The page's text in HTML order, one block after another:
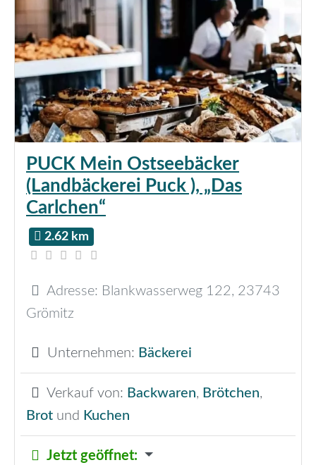
PUCK Mein Ostseebäcker
(Landbäckerei Puck ), „Das
Carlchen“
2.62 km
Adresse: Blankwasserweg 122, 23743
Grömitz
Unternehmen: Bäckerei
Verkauf von: Backwaren, Brötchen,
Brot und Kuchen
Jetzt geöffnet: